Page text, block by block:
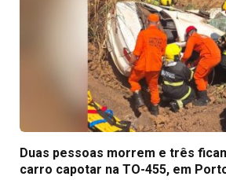
Duas pessoas morrem e três
carro capotar na TO-455, em